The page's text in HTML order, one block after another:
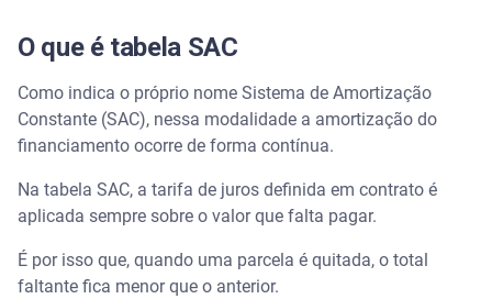
O que é tabela SAC
Como indica o próprio nome Sistema de Amortização
Constante (SAC), nessa modalidade a amortização do
financiamento ocorre de forma contínua.
Na tabela SAC, a tarifa de juros definida em contrato é
aplicada sempre sobre o valor que falta pagar.
É por isso que, quando uma parcela é quitada, o total
faltante fica menor que o anterior.